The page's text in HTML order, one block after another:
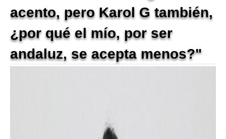
acento, pero Karol G también,
¿por qué el mío, por ser
andaluz, se acepta menos?"